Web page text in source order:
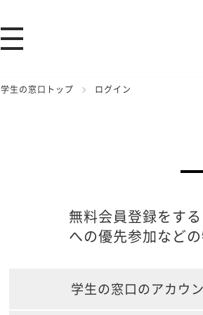
学生の窓口トップ ログイン
無料会員登録をす
への優先参加など
学生の窓口のアカウ